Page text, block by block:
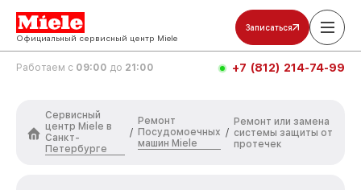
Официальный сервисный центр Miele
Записаться
Работаем с 09:00 до 21:00 +7 (812) 214-74-99
Сервисный
центр Miele в
Санкт-
Петербурге
/
Ремонт
Посудомоечных
машин Miele
/
Ремонт или замена
системы защиты от
протечек